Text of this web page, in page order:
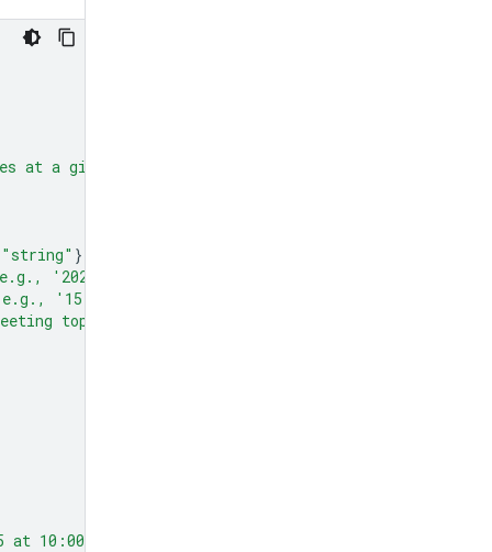
at a given time and date."
"string" }},
'2024-07-29')"
'15:00')"
topic."
10:00 AM about Q3 planning."